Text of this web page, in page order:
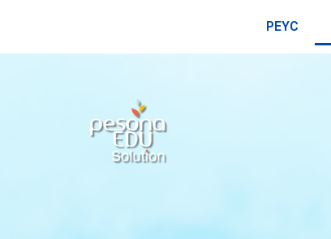
PEYC